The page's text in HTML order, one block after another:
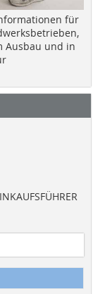
für
Ausbau und in